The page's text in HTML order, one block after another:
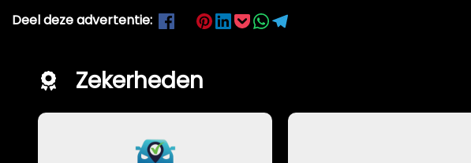
Deel deze advertentie:
Zekerheden